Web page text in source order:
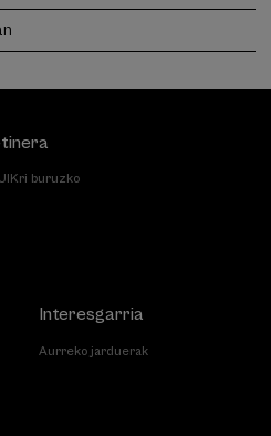
buruzko
Interesgarria
Aurreko jarduerak